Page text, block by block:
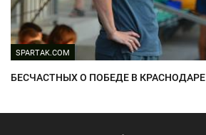
SPARTAK.COM
БЕСЧАСТНЫХ О ПОБЕДЕ В КРАСНОДАРЕ